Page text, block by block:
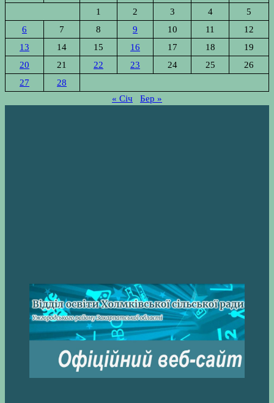
1
2 3 4
5
6
7 8 9 10 11
12
13
14 15 16 17 18
19
20
21 22 23 24 25
26
27
28
« Січ
Бер »